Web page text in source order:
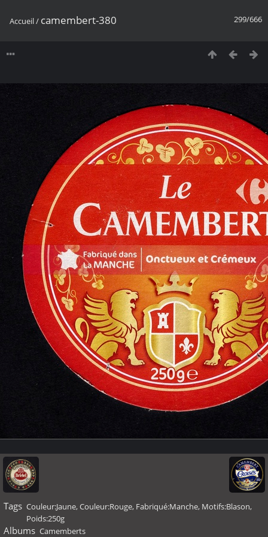
299/666
Accueil/ camembert-380
Tags Couleur:Jaune,Couleur:Rouge, Fabriqué:Manche, Motifs:Blason,
Poids:250g
Albums Camemberts